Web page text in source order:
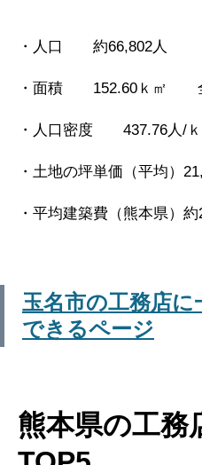
・人口 約66,802人
・面積 152.60ｋ㎡
・人口密度 437.76
・土地の坪単価（平均）
・平均建築費（熊本県）約
玉名市の工務店
できるページ
熊本県の工務